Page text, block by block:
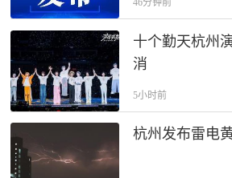
46分钟前
十个勤天杭州
消
5小时前
杭州发布雷电